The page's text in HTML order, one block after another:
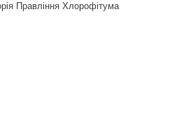
Правління Хлорофітума